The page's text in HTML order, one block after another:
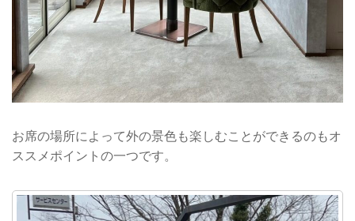
お席の場所によって外の景色も楽しむことができるのもオ
ススメポイントの一つです。